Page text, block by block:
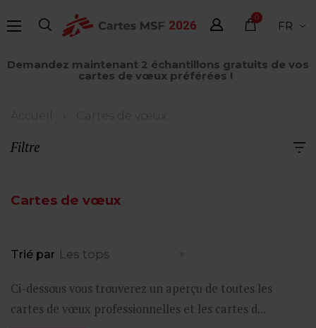
au
principal
Demandez maintenant 2 échantillons gratuits de vos
cartes de vœux préférées !
0
élémentFR
Fil
Accueil Cartes de vœux
Filtre
Cartes de vœux
Trié par
Ci-dessous vous trouverez un aperçu de toutes les
cartes de vœux professionnelles et les cartes d...